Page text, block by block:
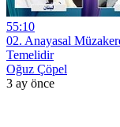
55:10
02. Anayasal
Temelidir
Oğuz Çöpel
3 ay önce